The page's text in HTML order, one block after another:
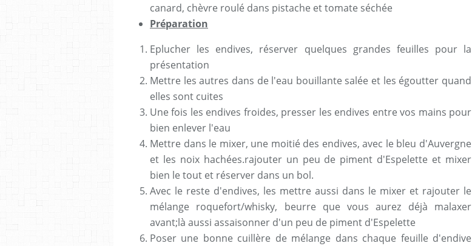
canard, chèvre roulé dans pistache et tomate séchée
Préparation
Eplucher les endives, réserver quelques grandes feuilles pour la
présentation
Mettre les autres dans de l'eau bouillante salée et les égoutter quand
elles sont cuites
Une fois les endives froides, presser les endives entre vos mains pour
bien enlever l'eau
Mettre dans le mixer, une moitié des endives, avec le bleu d'Auvergne
et les noix hachées.rajouter un peu de piment d'Espelette et mixer
bien le tout et réserver dans un bol.
Avec le reste d'endives, les mettre aussi dans le mixer et rajouter le
mélange roquefort/whisky, beurre que vous aurez déjà malaxer
avant;là aussi assaisonner d'un peu de piment d'Espelette
Poser une bonne cuillère de mélange dans chaque feuille d'endive